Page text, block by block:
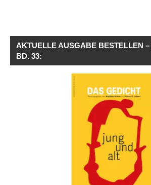
AKTUELLE AUSGABE BESTELLEN
BD. 33: